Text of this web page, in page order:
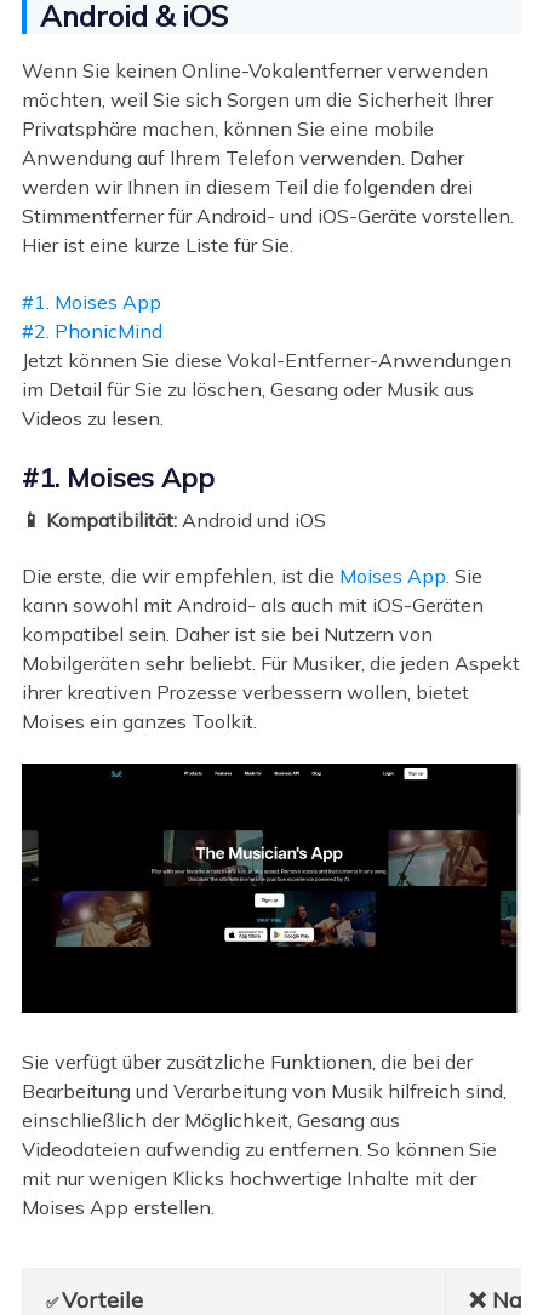
Android & iOS
Wenn Sie keinen Online-Vokalentferner verwenden
möchten, weil Sie sich Sorgen um die Sicherheit Ihrer
Privatsphäre machen, können Sie eine mobile
Anwendung auf Ihrem Telefon verwenden. Daher
werden wir Ihnen in diesem Teil die folgenden drei
Stimmentferner für Android- und iOS-Geräte vorstellen.
Hier ist eine kurze Liste für Sie.
#1. Moises App
#2. PhonicMind
Jetzt können Sie diese Vokal-Entferner-Anwendungen
im Detail für Sie zu löschen, Gesang oder Musik aus
Videos zu lesen.
#1. Moises App
📱 Kompatibilität:Android und iOS
Die erste, die wir empfehlen, ist die Moises App. Sie
kann sowohl mit Android- als auch mit iOS-Geräten
kompatibel sein. Daher ist sie bei Nutzern von
Mobilgeräten sehr beliebt. Für Musiker, die jeden Aspekt
ihrer kreativen Prozesse verbessern wollen, bietet
Moises ein ganzes Toolkit.
Sie verfügt über zusätzliche Funktionen, die bei der
Bearbeitung und Verarbeitung von Musik hilfreich sind,
einschließlich der Möglichkeit, Gesang aus
Videodateien aufwendig zu entfernen. So können Sie
mit nur wenigen Klicks hochwertige Inhalte mit der
Moises App erstellen.
✅Vorteile ❌